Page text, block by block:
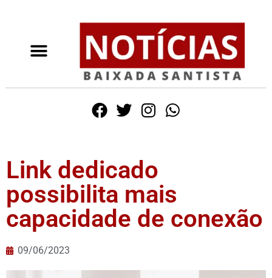
Link dedicado
possibilita mais
capacidade de conexão
09/06/2023